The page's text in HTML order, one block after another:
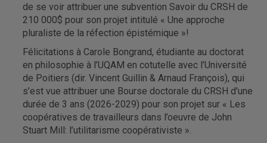
de se voir attribuer une subvention Savoir du CRSH de
210 000$ pour son projet intitulé « Une approche
pluraliste de la réfection épistémique »!
Félicitations à Carole Bongrand, étudiante au doctorat
en philosophie à l’UQAM en cotutelle avec l’Université
de Poitiers (dir. Vincent Guillin & Arnaud François), qui
s’est vue attribuer une Bourse doctorale du CRSH d'une
durée de 3 ans (2026-2029) pour son projet sur « Les
coopératives de travailleurs dans l’oeuvre de John
Stuart Mill: l’utilitarisme coopérativiste ».